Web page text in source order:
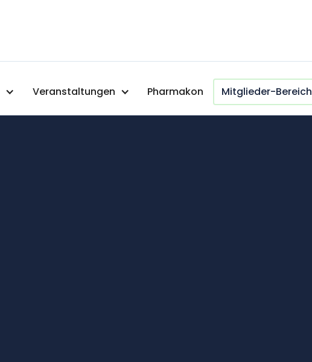
Veranstaltungen Pharmakon Mitglieder-Bereich